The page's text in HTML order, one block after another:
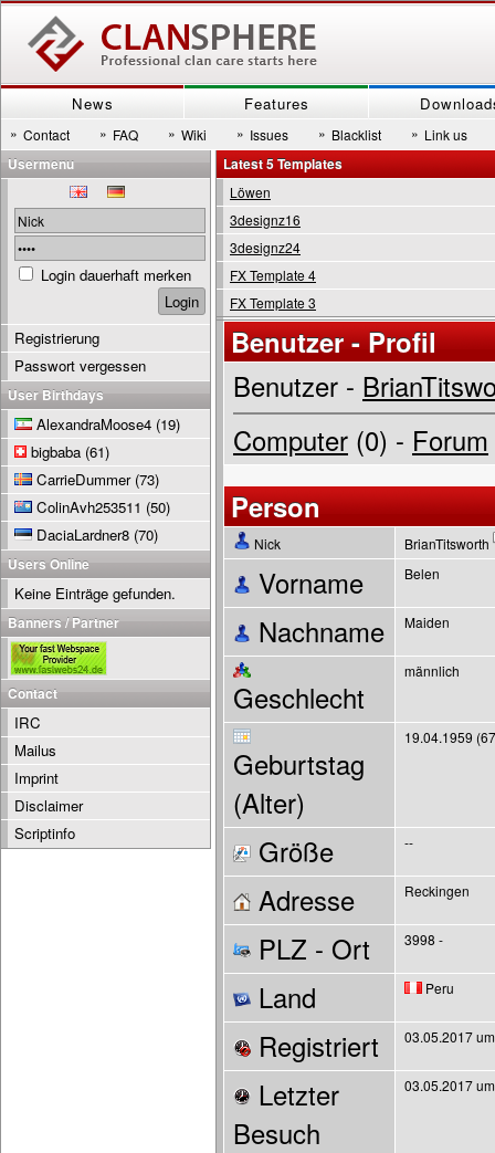
News Features
» Contact » FAQ » Wiki » Issues » Blacklist » Link us
Latest 5 Templates
Löwen
3designz16
3designz24
FX Template 4
FX Template 3
Benutzer - Profil
Benutzer -
Computer (0) - Forum
Person
Nick BrianTitsworth
Vorname Belen
Nachname Maiden
Geschlecht
männlich
Geburtstag
(Alter)
19.04.1959
Größe --
Adresse Reckingen
PLZ - Ort 3998 -
Land Peru
Registriert 03.05.2017
Letzter
Besuch
03.05.2017
Usermenu
Login dauerhaft merken
Registrierung
Passwort vergessen
User Birthdays
AlexandraMoose4 (19)
bigbaba (61)
CarrieDummer(73)
ColinAvh253511 (50)
DaciaLardner8 (70)
Users Online
Keine Einträge gefunden.
Banners / Partner
Contact
IRC
Mailus
Imprint
Disclaimer
Scriptinfo